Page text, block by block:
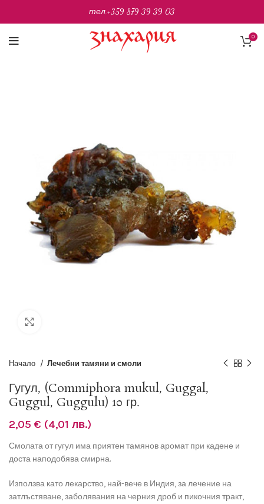
0
Начало Лечебни тамяни и смоли
Гугул, (Commiphora mukul, Guggal,
Guggul, Guggulu) 10 гр.
2,05 € (4,01 лв.)
Смолата от гугул има приятен тамянов аромат при кадене и
доста наподобява смирна.
Използва като лекарство, най-вече в Индия, за лечение на
затлъстяване, заболявания на черния дроб и пикочния тракт,
тел.+359 879 39 39 03